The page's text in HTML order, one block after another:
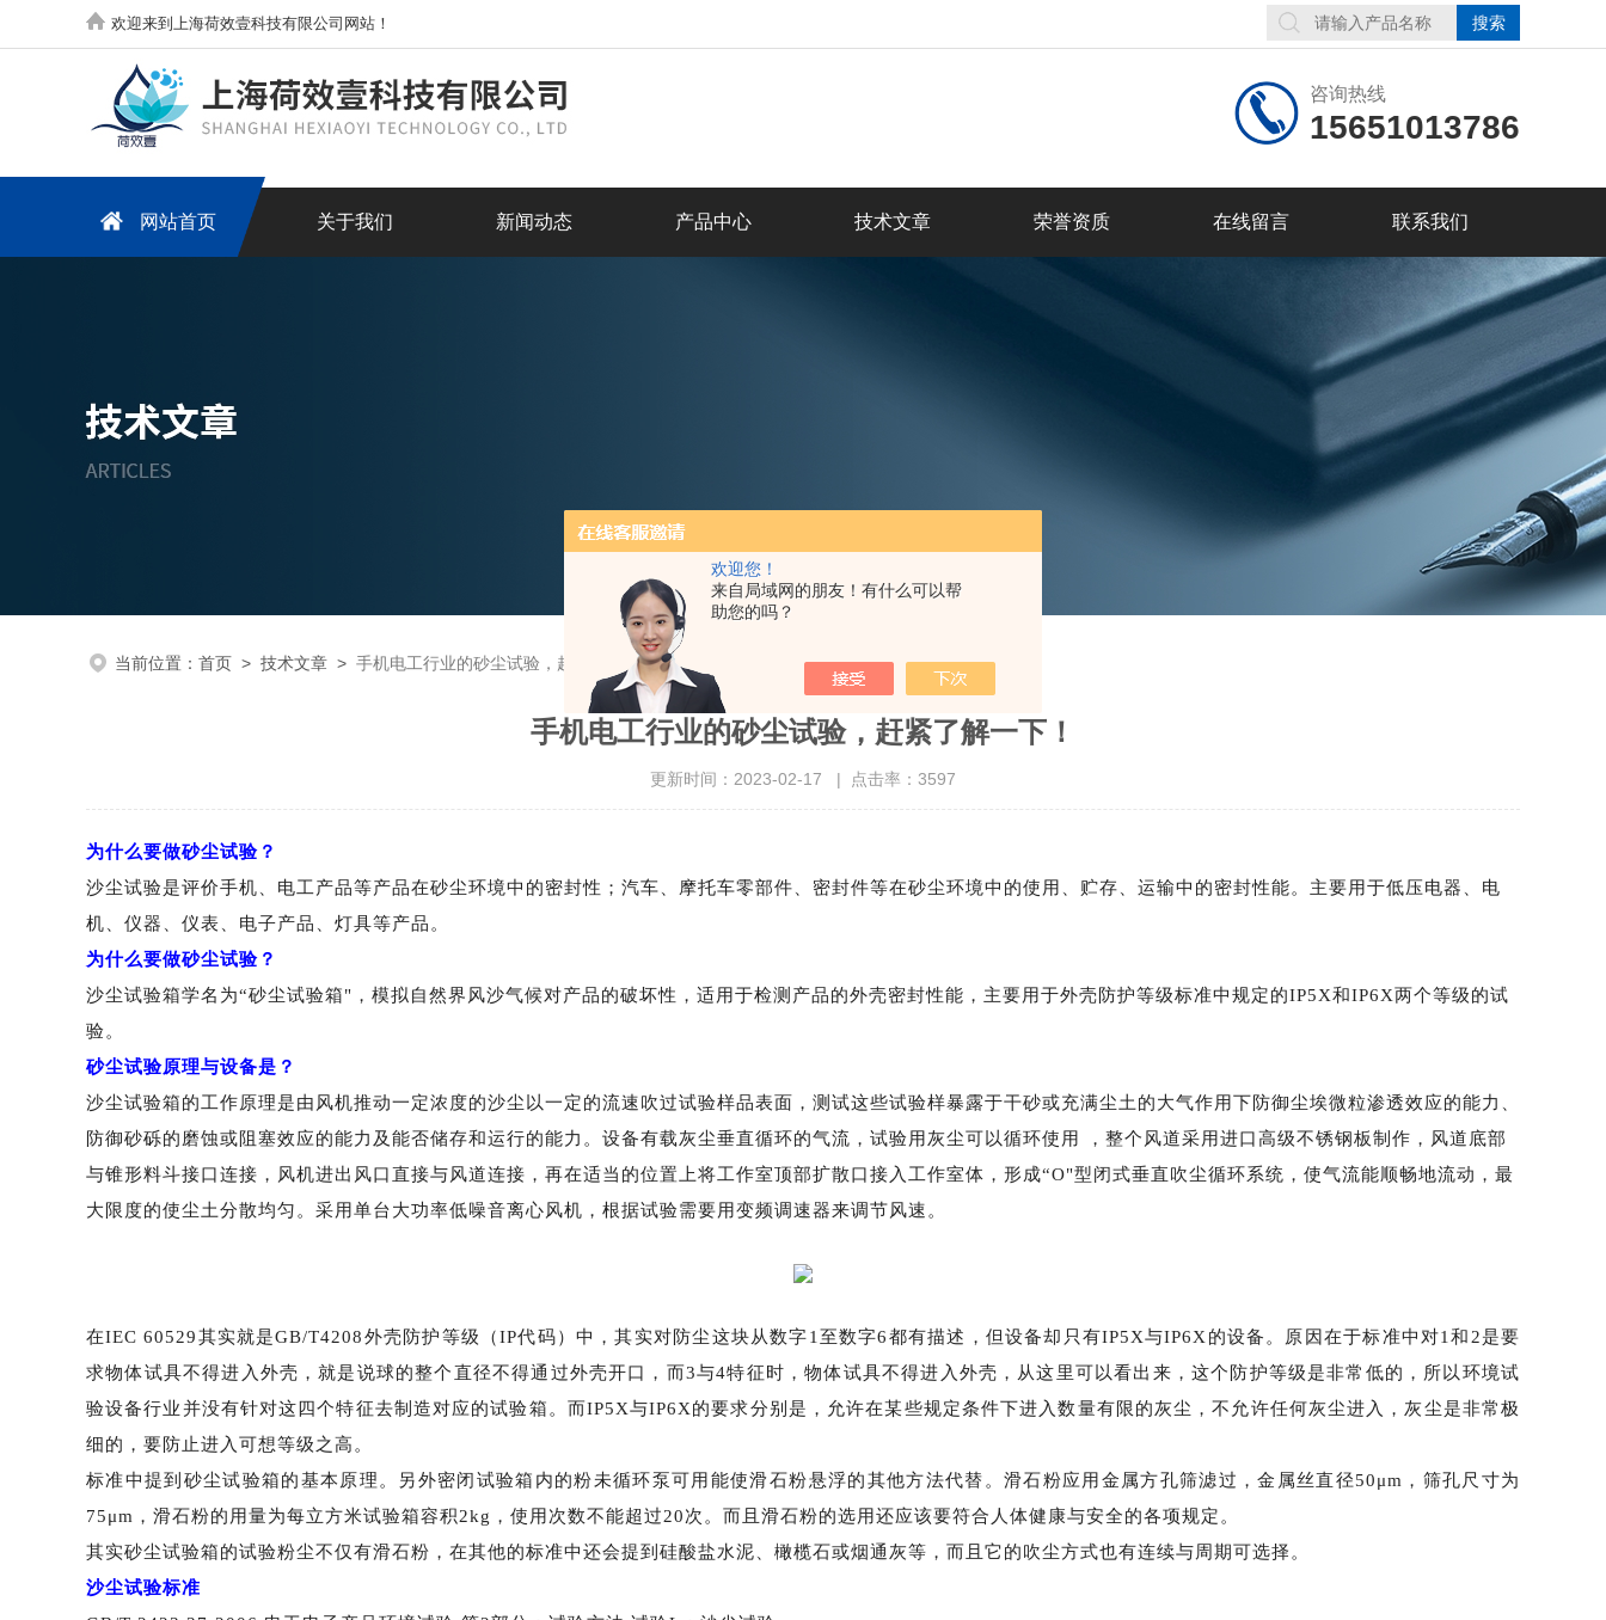
欢迎您！
来自局域网的朋友！有什么可以帮
助您的吗？
欢迎来到上海荷效壹科技有限公司网站！
咨询热线
15651013786
网站首页 关于我们 新闻动态 产品中心 技术文章 荣誉资质 在线留言 联系我们
当前位置： 首页 > 技术文章 > 手机电工行业的砂尘试验，赶紧了解一下！
手机电工行业的砂尘试验，赶紧了解一下！
更新时间：2023-02-17 | 点击率：3597
为什么要做砂尘试验？
沙尘试验是评价手机、电工产品等产品在砂尘环境中的密封性 ； 汽车、摩托车零部件、密封件等在砂尘环境中的使用、贮存、运输中的密封性能。主要用于低压电器、电
机、仪器、仪表、电子产品、灯具等产品。
为什么要做砂尘试验？
沙尘试验箱学名为“砂尘试验箱"，模拟自然界风沙气候对产品的破坏性，适用于检测产品的外壳密封性能，主要用于外壳防护等级标准中规定的IP5X和IP6X两个等级的试
验。
砂尘试验原理与设备是？
沙尘试验箱的工作原理是由风机推动一定浓度的沙尘以一定的流速吹过试验样品表面，测试这些试验样暴露于干砂或充满尘土的大气作用下防御尘埃微粒渗透效应的能力、
防御砂砾的磨蚀或阻塞效应的能力及能否储存和运行的能力。设备有载灰尘垂直循环的气流，试验用灰尘可以循环使用
，整个风道采用进口高级不锈钢板制作，风道底部
与锥形料斗接口连接，风机进出风口直接与风道连接，再在适当的位置上将工作室顶部扩散口接入工作室体，形成“O"型闭式垂直吹尘循环系统，使气流能顺畅地流动，最
大限度的使尘土分散均匀。采用单台大功率低噪音离心风机，根据试验需要用变频调速器来调节风速。
在IEC 60529其实就是GB/T4208外壳防护等级（IP代码）中，其实对防尘这块从数字1至数字6都有描述，但设备却只有IP5X与IP6X的设备。原因在于标准中对1和2是要
求物体试具不得进入外壳，就是说球的整个直径不得通过外壳开口，而3与4特征时，物体试具不得进入外壳，从这里可以看出来，这个防护等级是非常低的，所以环境试
验设备行业并没有针对这四个特征去制造对应的试验箱。而IP5X与IP6X的要求分别是，允许在某些规定条件下进入数量有限的灰尘，不允许任何灰尘进入，灰尘是非常极
细的，要防止进入可想等级之高。
标准中提到砂尘试验箱的基本原理。另外密闭试验箱内的粉未循环泵可用能使滑石粉悬浮的其他方法代替。滑石粉应用金属方孔筛滤过，金属丝直径50μm，筛孔尺寸为
75μm，滑石粉的用量为每立方米试验箱容积2kg，使用次数不能超过20次。而且滑石粉的选用还应该要符合人体健康与安全的各项规定。
其实砂尘试验箱的试验粉尘不仅有滑石粉，在其他的标准中还会提到硅酸盐水泥、橄榄石或烟通灰等，而且它的吹尘方式也有连续与周期可选择。
沙尘试验标准